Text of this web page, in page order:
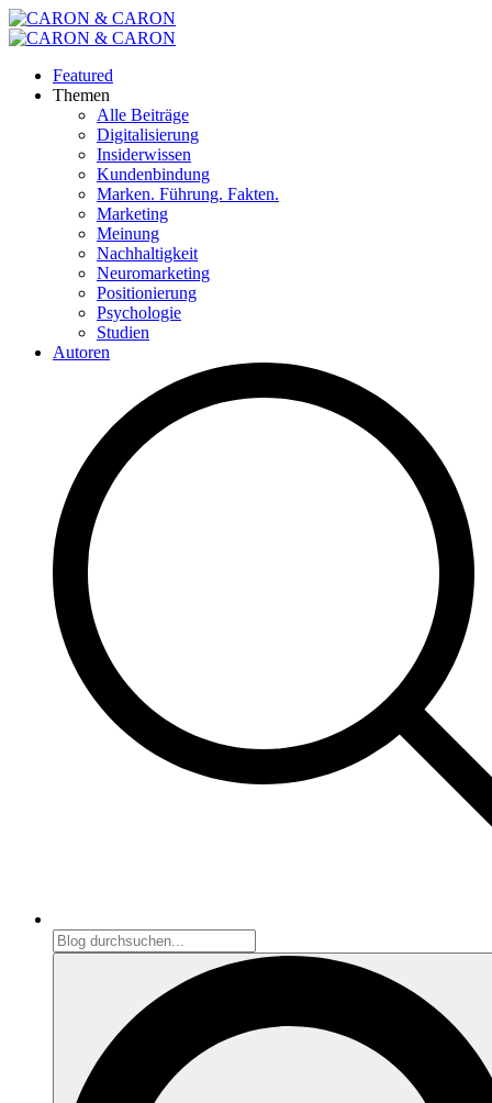
Featured
Themen
Alle Beiträge
Digitalisierung
Insiderwissen
Kundenbindung
Marken. Führung. Fakten.
Marketing
Meinung
Nachhaltigkeit
Neuromarketing
Positionierung
Psychologie
Studien
Autoren